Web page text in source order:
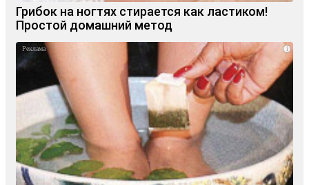
Грибок на ногтях стирается как ластиком!
Простой домашний метод
i